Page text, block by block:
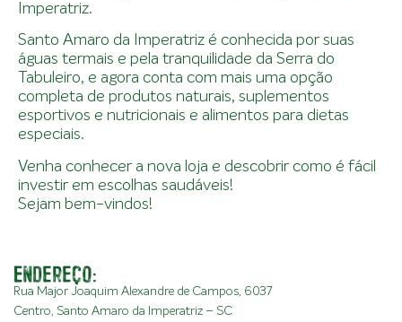
Imperatriz.
Santo Amaro da Imperatriz é conhecida por suas
águas termais e pela tranquilidade da Serra do
Tabuleiro, e agora conta com mais uma opção
completa de produtos naturais, suplementos
esportivos e nutricionais e alimentos para dietas
especiais.
Venha conhecer a nova loja e descobrir como é fácil
investir em escolhas saudáveis!
Sejam bem-vindos!
Endereço:
Rua Major Joaquim Alexandre de Campos, 6037
Centro, Santo Amaro da Imperatriz – SC